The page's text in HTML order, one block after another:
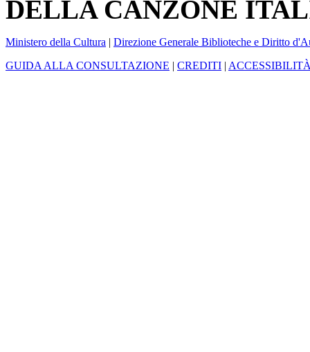
DELLA CANZONE
Ministero della Cultura | Direzione Generale Biblioteche e Diritto
GUIDA ALLA CONSULTAZIONE | CREDITI |